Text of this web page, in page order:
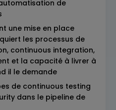
de
une mise en place
les processus de
continuous integration,
et la capacité à livrer à
il le demande
de continuous testing
dans le pipeline de